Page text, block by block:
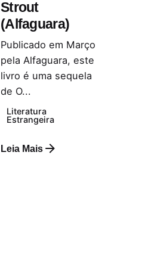
Strout
(Alfaguara)
Publicado em Março
pela Alfaguara, este
livro é uma sequela
de O...
Literatura
Estrangeira
Leia Mais